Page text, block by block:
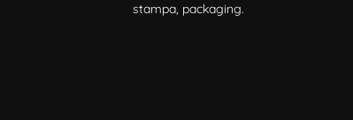
stampa, packaging.